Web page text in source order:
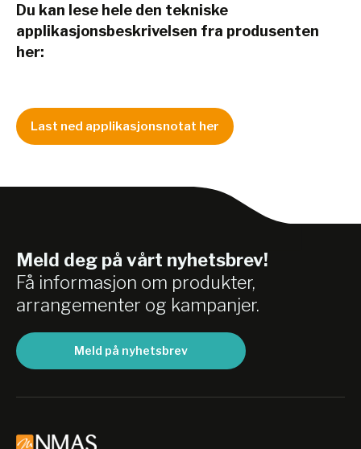
Du kan lese hele den tekniske
applikasjonsbeskrivelsen fra produsenten
her:
Last ned applikasjonsnotat her
Meld deg på vårt nyhetsbrev!
Få informasjon om produkter,
arrangementer og kampanjer.
Meld på nyhetsbrev